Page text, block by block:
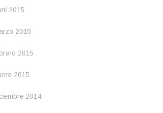
2015
2015
2015
2015
2014